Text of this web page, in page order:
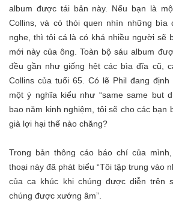
album được tái bản này. Nếu bạn là
Collins, và có thói quen nhìn những bìa
nghe, thì tôi cá là có khá nhiều người sẽ
mới này của ông. Toàn bộ sáu album
đều gần như giống hệt các bìa đĩa cũ,
Collins của tuổi 65. Có lẽ Phil đang
một ý nghĩa kiểu như “same same but
bao năm kinh nghiệm, tôi sẽ cho các bạn
già lợi hại thế nào chăng?
Trong bản thông cáo báo chí của
thoại này đã phát biểu “Tôi tập trung vào
của ca khúc khi chúng được diễn trên
chúng được xướng âm”.